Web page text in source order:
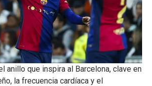
anillo que inspira al Barcelona, clave en
la frecuencia cardíaca y el